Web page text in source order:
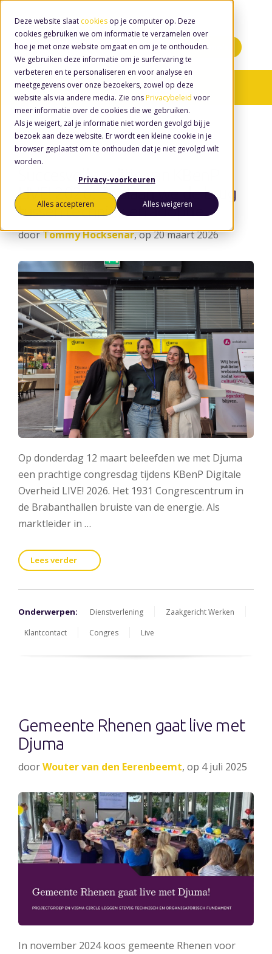
Deze website slaat cookies op je computer op. Deze
cookies gebruiken we om informatie te verzamelen over
hoe je met onze website omgaat en om je te onthouden.
We gebruiken deze informatie om je surfervaring te
verbeteren en te personaliseren en voor analyse en
meetgegevens over onze bezoekers, zowel op deze
website als via andere media. Zie ons Privacybeleid voor
meer informatie over de cookies die we gebruiken.
Als je weigert, zal je informatie niet worden gevolgd bij je
bezoek aan deze website. Er wordt een kleine cookie in je
browser geplaatst om te onthouden dat je niet gevolgd wilt
worden.
Privacy-voorkeuren
Alles accepteren Alles weigeren
Minidemo's
Nieuws/ Dienstverlening
Succesvolle editie van KBenP
LIVE! 2026: Zo slaan we de brug
tussen techniek en adoptie
doorTommy Hocksenar, op 20 maart 2026
Op donderdag 12 maart beleefden we met Djuma
een prachtige congresdag tijdens KBenP Digitale
Overheid LIVE! 2026. Het 1931 Congrescentrum in
de Brabanthallen bruiste van de energie. Als
marktleider in …
Lees verder
Onderwerpen: Dienstverlening
Zaakgericht Werken
Klantcontact
Congres Live
Gemeente Rhenen gaat live met
Djuma
doorWouter van den Eerenbeemt, op 4 juli 2025
In november 2024 koos gemeente Rhenen voor